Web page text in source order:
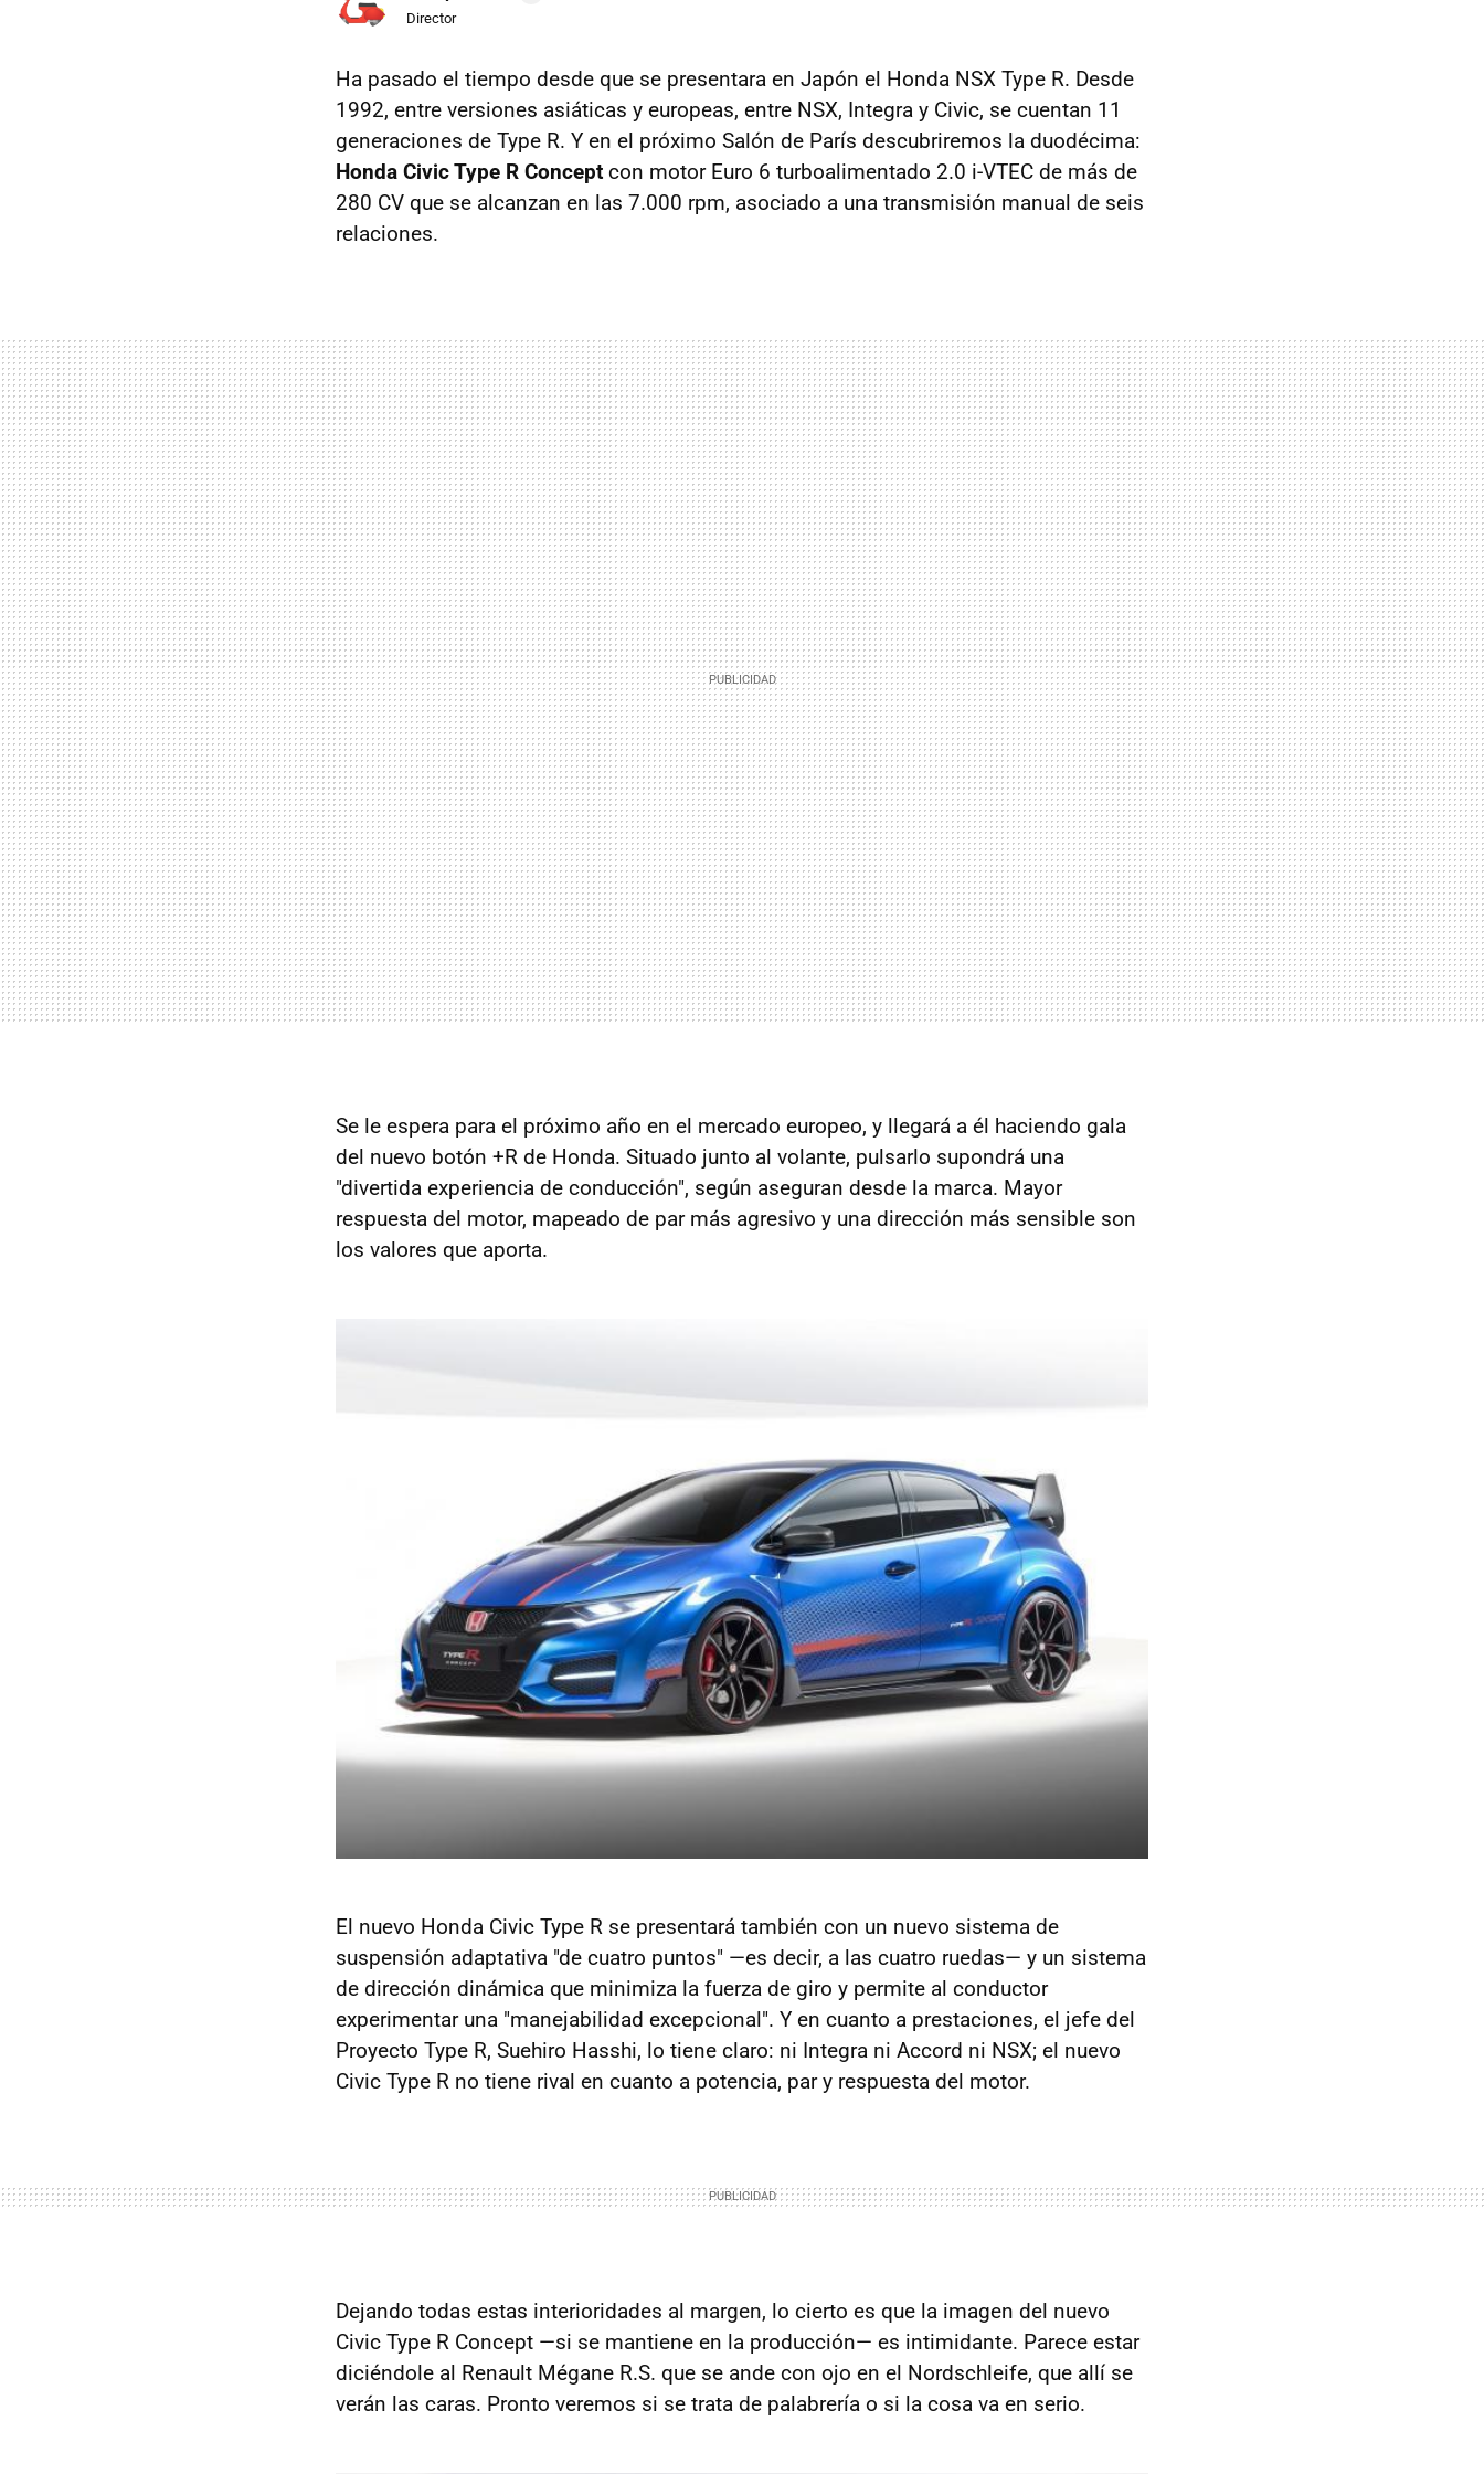
Director
Ha pasado el tiempo desde que se presentara en Japón el Honda NSX Type R. Desde
1992, entre versiones asiáticas y europeas, entre NSX, Integra y Civic, se cuentan 11
generaciones de Type R. Y en el próximo Salón de París descubriremos la duodécima:
Honda Civic Type R Concept con motor Euro 6 turboalimentado 2.0 i-VTEC de más de
280 CV que se alcanzan en las 7.000 rpm, asociado a una transmisión manual de seis
relaciones.
Se le espera para el próximo año en el mercado europeo, y llegará a él haciendo gala
del nuevo botón +R de Honda. Situado junto al volante, pulsarlo supondrá una
"divertida experiencia de conducción", según aseguran desde la marca. Mayor
respuesta del motor, mapeado de par más agresivo y una dirección más sensible son
los valores que aporta.
El nuevo Honda Civic Type R se presentará también con un nuevo sistema de
suspensión adaptativa "de cuatro puntos" —es decir, a las cuatro ruedas— y un sistema
de dirección dinámica que minimiza la fuerza de giro y permite al conductor
experimentar una "manejabilidad excepcional". Y en cuanto a prestaciones, el jefe del
Proyecto Type R, Suehiro Hasshi, lo tiene claro: ni Integra ni Accord ni NSX; el nuevo
Civic Type R no tiene rival en cuanto a potencia, par y respuesta del motor.
Dejando todas estas interioridades al margen, lo cierto es que la imagen del nuevo
Civic Type R Concept —si se mantiene en la producción— es intimidante. Parece estar
diciéndole al Renault Mégane R.S. que se ande con ojo en el Nordschleife, que allí se
verán las caras. Pronto veremos si se trata de palabrería o si la cosa va en serio.